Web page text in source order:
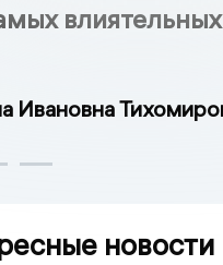
Ивановна
новости